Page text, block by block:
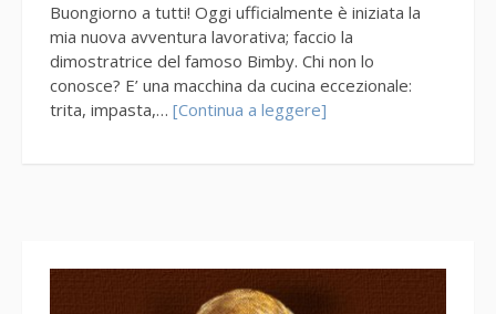
Buongiorno a tutti! Oggi ufficialmente è iniziata la
mia nuova avventura lavorativa; faccio la
dimostratrice del famoso Bimby. Chi non lo
conosce? E’ una macchina da cucina eccezionale:
trita, impasta,… [Continua a leggere]